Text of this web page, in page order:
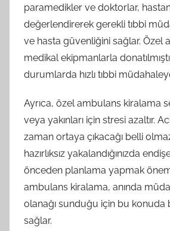
paramedikler ve doktorlar,
değerlendirerek gerekli tıbbi
ve hasta güvenliğini sağlar. Özel
medikal ekipmanlarla
durumlarda hızlı tıbbi
Ayrıca, özel ambulans kiralama
veya yakınları için stresi azaltır.
zaman ortaya çıkacağı belli
hazırlıksız yakalandığınızda
önceden planlama yapmak
ambulans kiralama, anında
olanağı sunduğu için bu konuda
sağlar.